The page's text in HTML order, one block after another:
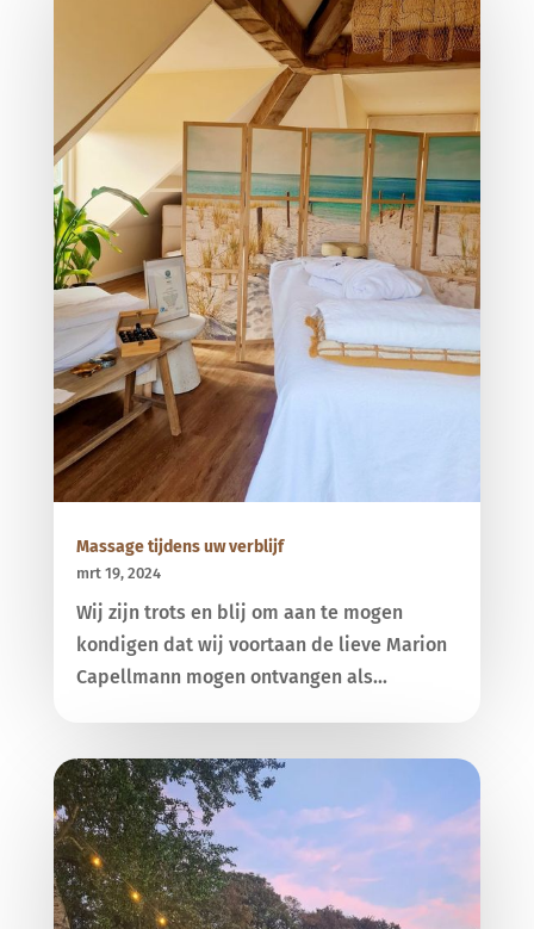
Massage tijdens uw verblijf
mrt 19, 2024
Wij zijn trots en blij om aan te mogen
kondigen dat wij voortaan de lieve Marion
Capellmann mogen ontvangen als...